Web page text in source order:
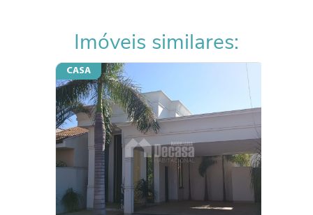
Imóveis similares:
CASA